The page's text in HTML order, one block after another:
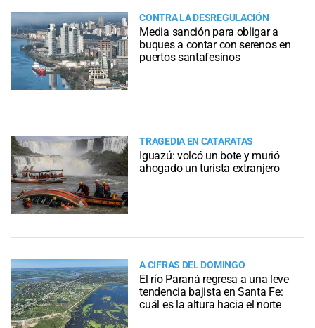
CONTRA LA DESREGULACIÓN
Media sanción para obligar a
buques a contar con serenos en
puertos santafesinos
TRAGEDIA EN CATARATAS
Iguazú: volcó un bote y murió
ahogado un turista extranjero
A CIFRAS DEL DOMINGO
El río Paraná regresa a una leve
tendencia bajista en Santa Fe:
cuál es la altura hacia el norte